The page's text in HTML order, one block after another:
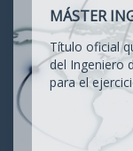
MÁSTER
Título oficial
del Ingeniero
para el